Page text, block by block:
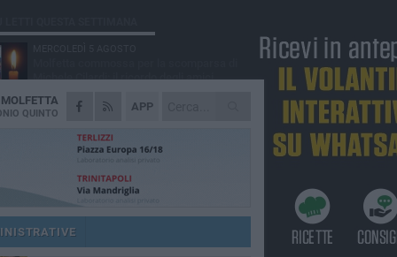
APP
MOLFETTA
QUINTO
Michele Cilardi: il ricordo degli amici
GIOVEDÌ 6 AGOSTO
Marittimo molfettese muore a bordo di un
SABATO 1 AGOSTO
accompagnatori per gli scuolabus:
il bando
Molfetta piange Marta Maria Pisani, ultima
maestra della sartoria molfettese
SABATO 1 AGOSTO